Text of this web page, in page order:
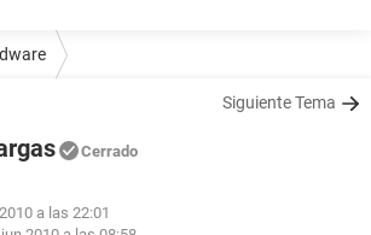
Siguiente Tema
Cerrado
a las 22:01